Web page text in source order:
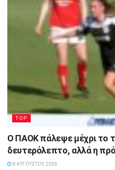
TOP
Ο ΠΑΟΚ πάλεψε μέχρι το
δευτερόλεπτο, αλλά η
8 ΑΥΓΟΎΣΤΟΥ, 2026